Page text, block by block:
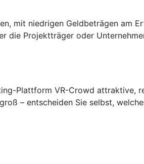
mit niedrigen Geldbeträgen am
Projektträger oder
Plattform VR-Crowd attraktive,
– entscheiden Sie selbst,